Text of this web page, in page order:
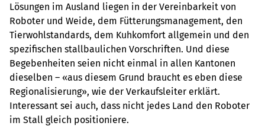
Lösungen im Ausland liegen in der Vereinbarkeit von
Roboter und Weide, dem Fütterungsmanagement, den
Tierwohlstandards, dem Kuhkomfort allgemein und den
spezifischen stallbaulichen Vorschriften. Und diese
Begebenheiten seien nicht einmal in allen Kantonen
dieselben – «aus diesem Grund braucht es eben diese
Regionalisierung», wie der Verkaufsleiter erklärt.
Interessant sei auch, dass nicht jedes Land den Roboter
im Stall gleich positioniere.